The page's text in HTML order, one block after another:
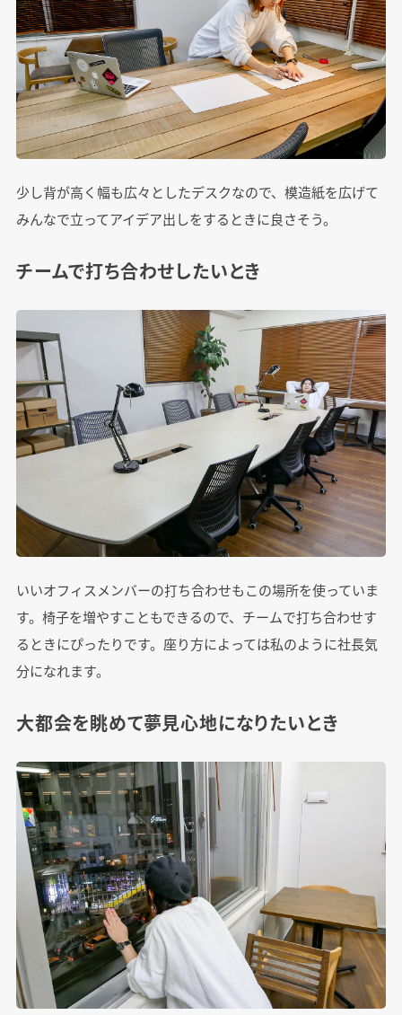
少し背が高く幅も広々としたデスクなので、模造紙を広げて
みんなで立ってアイデア出しをするときに良さそう。
チームで打ち合わせしたいとき
いいオフィスメンバーの打ち合わせもこの場所を使っていま
す。椅子を増やすこともできるので、チームで打ち合わせす
るときにぴったりです。座り方によっては私のように社長気
分になれます。
大都会を眺めて夢見心地になりたいとき